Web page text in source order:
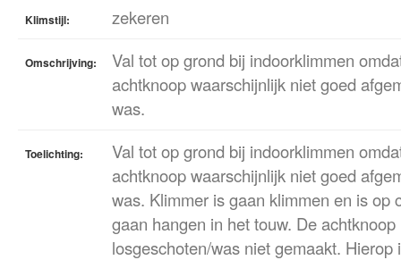
Klimstijl: zekeren
Omschrijving:
Val tot op grond bij indoorklimmen
achtknoop waarschijnlijk niet goed
was.
Toelichting:
Val tot op grond bij indoorklimmen
achtknoop waarschijnlijk niet goed
was. Klimmer is gaan klimmen en is op
gaan hangen in het touw. De achtknoop
losgeschoten/was niet gemaakt.